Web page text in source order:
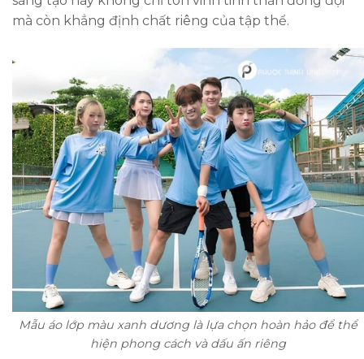
mà còn khẳng định chất riêng của tập thể.
Mẫu áo lớp màu xanh dương là lựa chọn hoàn hảo để thể
hiện phong cách và dấu ấn riêng